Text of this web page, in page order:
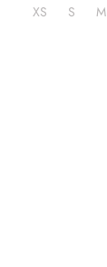
XS S M